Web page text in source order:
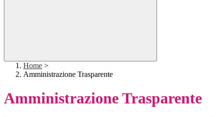
Home >
Amministrazione Trasparente
Amministrazione Trasparente